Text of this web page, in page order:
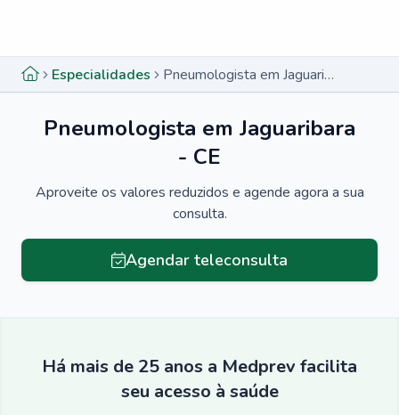
Especialidades Pneumologista em Jaguaribara - CE
Pneumologista em Jaguaribara
- CE
Aproveite os valores reduzidos e agende agora a sua
consulta.
Agendar teleconsulta
Há mais de 25 anos a Medprev facilita
seu acesso à saúde